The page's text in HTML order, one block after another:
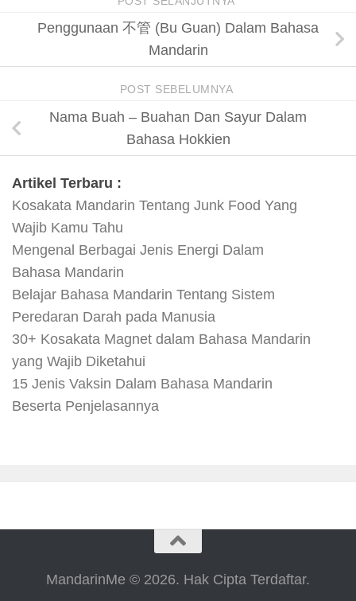
Penggunaan 不管 (Bu Guan) Dalam Bahasa
Mandarin
POST SEBELUMNYA
Nama Buah – Buahan Dan Sayur Dalam
Bahasa Hokkien
Artikel Terbaru :
Kosakata Mandarin Tentang Junk Food Yang
Wajib Kamu Tahu
Mengenal Berbagai Jenis Energi Dalam
Bahasa Mandarin
Belajar Bahasa Mandarin Tentang Sistem
Peredaran Darah pada Manusia
30+ Kosakata Magnet dalam Bahasa Mandarin
yang Wajib Diketahui
15 Jenis Vaksin Dalam Bahasa Mandarin
Beserta Penjelasannya
MandarinMe © 2026. Hak Cipta Terdaftar.